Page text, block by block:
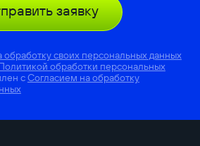
заявку
обработку своих персональных данных
обработки персональных
сСогласием на обработку